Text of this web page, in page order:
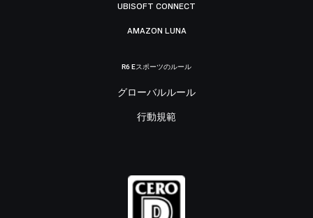
UBISOFT CONNECT
AMAZON LUNA
R6 Eスポーツのルール
グローバルルール
行動規範